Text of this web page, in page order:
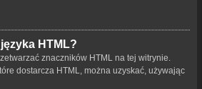
HTML?
znaczników HTML na tej witrynie.
dostarcza HTML, można uzyskać, używając